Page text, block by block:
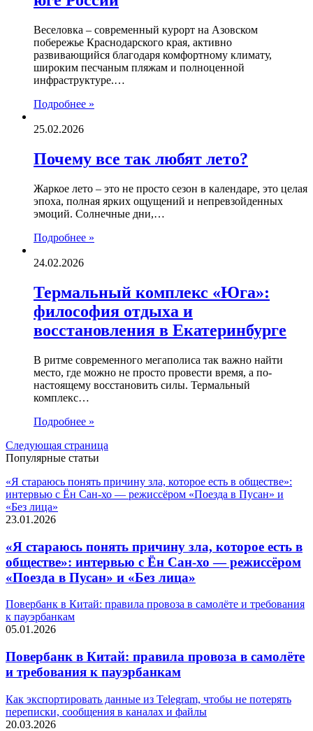
Веселовка – современный курорт на Азовском
побережье Краснодарского края, активно
развивающийся благодаря комфортному климату,
широким песчаным пляжам и полноценной
инфраструктуре.…
Подробнее »
25.02.2026
Почему все так любят лето?
Жаркое лето – это не просто сезон в календаре, это целая
эпоха, полная ярких ощущений и непревзойденных
эмоций. Солнечные дни,…
Подробнее »
24.02.2026
Термальный комплекс «Юга»:
философия отдыха и
восстановления в Екатеринбурге
В ритме современного мегаполиса так важно найти
место, где можно не просто провести время, а по-
настоящему восстановить силы. Термальный
комплекс…
Подробнее »
Следующая страница
Популярные статьи
«Я стараюсь понять причину зла, которое есть в обществе»:
интервью с Ён Сан-хо — режиссёром «Поезда в Пусан» и
«Без лица»
23.01.2026
«Я стараюсь понять причину зла, которое есть в
обществе»: интервью с Ён Сан-хо — режиссёром
«Поезда в Пусан» и «Без лица»
Повербанк в Китай: правила провоза в самолёте и требования
к пауэрбанкам
05.01.2026
Повербанк в Китай: правила провоза в самолёте
и требования к пауэрбанкам
Как экспортировать данные из Telegram, чтобы не потерять
переписки, сообщения в каналах и файлы
20.03.2026